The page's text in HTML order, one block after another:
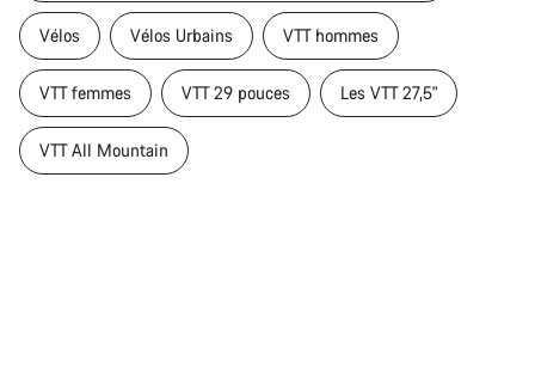
Vélos Vélos Urbains VTT hommes
VTT femmes VTT 29 pouces Les VTT 27,5"
VTT All Mountain